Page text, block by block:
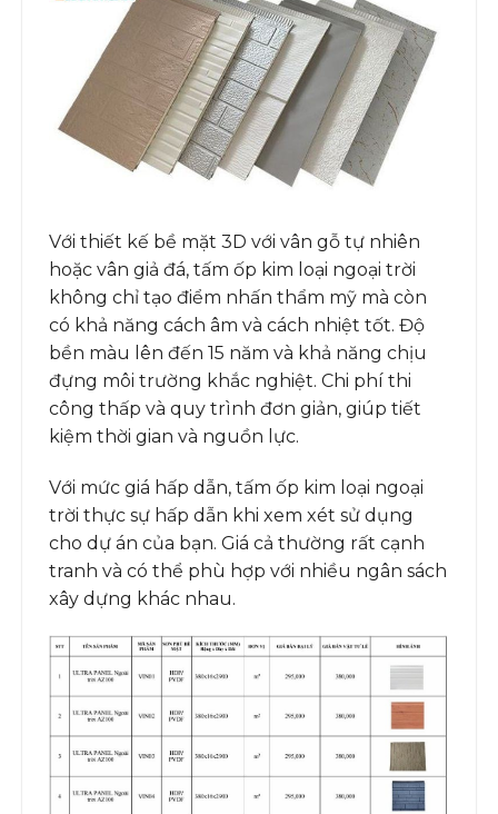
Với thiết kế bề mặt 3D với vân gỗ tự nhiên
hoặc vân giả đá, tấm ốp kim loại ngoại trời
không chỉ tạo điểm nhấn thẩm mỹ mà còn
có khả năng cách âm và cách nhiệt tốt. Độ
bền màu lên đến 15 năm và khả năng chịu
đựng môi trường khắc nghiệt. Chi phí thi
công thấp và quy trình đơn giản, giúp tiết
kiệm thời gian và nguồn lực.
Với mức giá hấp dẫn, tấm ốp kim loại ngoại
trời thực sự hấp dẫn khi xem xét sử dụng
cho dự án của bạn. Giá cả thường rất cạnh
tranh và có thể phù hợp với nhiều ngân sách
xây dựng khác nhau.